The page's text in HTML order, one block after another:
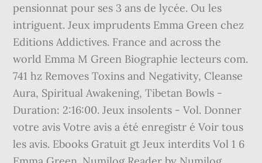
pensionnat pour ses 3 ans de lycée. Ou les
intriguent. Jeux imprudents Emma Green chez
Editions Addictives. France and across the
world Emma M Green Biographie lecteurs com.
741 hz Removes Toxins and Negativity, Cleanse
Aura, Spiritual Awakening, Tibetan Bowls -
Duration: 2:16:00. Jeux insolents - Vol. Donner
votre avis Votre avis a été enregistr é Voir tous
les avis. Ebooks Gratuit gt Jeux interdits Vol 1 6